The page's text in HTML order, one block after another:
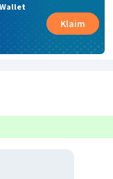
Klaim